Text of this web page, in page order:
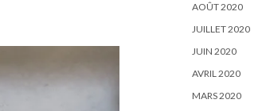
AOÛT 2020
JUILLET 2020
JUIN 2020
AVRIL 2020
MARS 2020